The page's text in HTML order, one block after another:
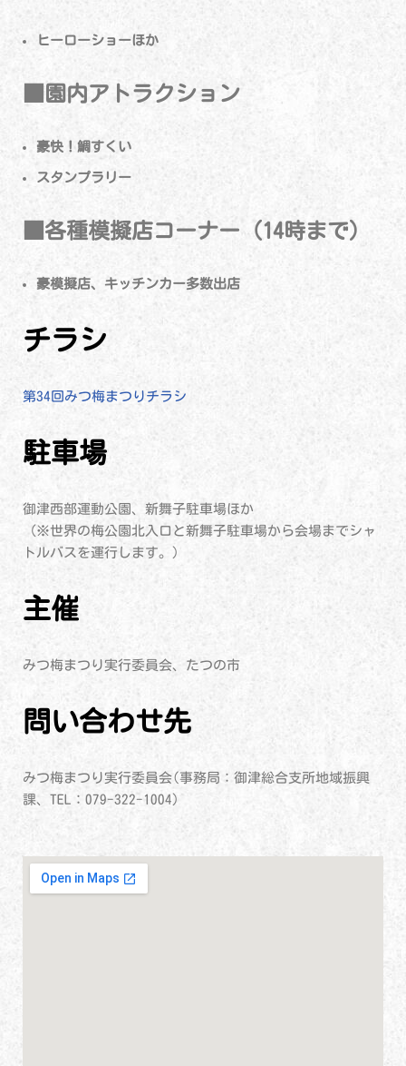
ヒーローショーほか
■園内アトラクション
豪快！鯛すくい
スタンプラリー
■各種模擬店コーナー（14時まで）
豪模擬店、キッチンカー多数出店
チラシ
第34回みつ梅まつりチラシ
駐車場
御津西部運動公園、新舞子駐車場ほか
（※世界の梅公園北入口と新舞子駐車場から会場までシャ
トルバスを運行します。）
主催
みつ梅まつり実行委員会、たつの市
問い合わせ先
みつ梅まつり実行委員会(事務局：御津総合支所地域振興
課、TEL：079-322-1004)